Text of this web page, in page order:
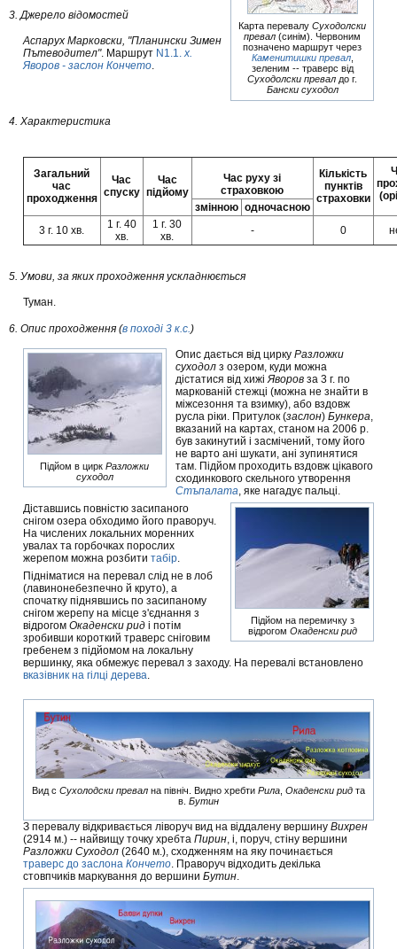
Карта перевалуСуходолски
превал (синім). Червоним
позначено маршрут через
Каменитишки превал,
зеленим -- траверс від
Суходолски превал до г.
Бански суходол
3. Джерело відомостей
Аспарух Марковски, "Планински Зимен
Пътеводител". Маршрут N1.1.х.
Яворов - заслон Кончето.
4. Характеристика
Загальний
час
проходження
Час
спуску
Час
підйому
Час руху зі
страховкою
Кількість
пунктів
страховки
змінною одночасною
3 г. 10 хв.
1 г. 40
хв.
1 г. 30
хв.
- 0
5. Умови, за яких проходження ускладнюється
Туман.
6. Опис проходження (в поході 3 к.с. )
Підйом в циркРазложки
суходол
Опис дається від цирку Разложки
суходолз озером, куди можна
дістатися від хижіЯворовза 3 г. по
маркованій стежці (можна не знайти в
міжсезоння та взимку), або вздовж
русла ріки. Притулок (заслон) Бункера,
вказаний на картах, станом на 2006 р.
був закинутий і засмічений, тому його
не варто ані шукати, ані зупинятися
там. Підйом проходить вздовж цікавого
сходинкового скельного утворення
Стъпалата, яке нагадує пальці.
Підйом на перемичку з
відрогом Окаденски рид
Діставшись повністю засипаного
снігом озера обходимо його праворуч.
На числених локальних моренних
увалах та горбочках порослих
жерепом можна розбити табір.
Підніматися на перевал слід не в лоб
(лавинонебезпечно й круто), а
спочатку піднявшись по засипаному
снігом жерепу на місце з'єднання з
відрогом Окаденски риді потім
зробивши короткий траверс сніговим
гребенем з підйомом на локальну
вершинку, яка обмежує перевал з заходу. На перевалі встановлено
вказівник на гілці дерева.
Вид с Сухолодски превал на північ. Видно хребти Рила Окаденски рид та
в. Бутин
З перевалу відкривається ліворуч вид на віддалену вершину Вихрен
(2914 м.) -- найвищу точку хребта Пирин, і, поруч, стіну вершини
Разложки Суходол(2640 м.), сходженням на яку починається
траверс до заслона Кончето. Праворуч відходить декілька
стовпчиків маркування до вершини Бутин.